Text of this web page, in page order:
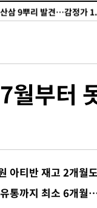
삼 9뿌리 발견…감정가
보트 전복…1명 사망·1
접대 논란 사과…쇄신의
원동해안 최대 150㎜ 비
0.6% 나스닥
폭탄…도로 잠기고 담벼
산삼 9뿌리 발견…감정가
실종 60대, 닷새 만에 숨
월부터
아티반 재고 2개월
통까지 최소 6개월